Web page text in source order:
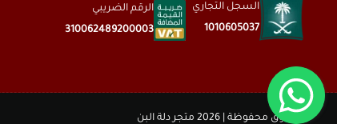
السجل التجاري
1010605037
الرقم الضريبي
310062489200003
الحقوق محفوظة | 2026 متجر دلة البن